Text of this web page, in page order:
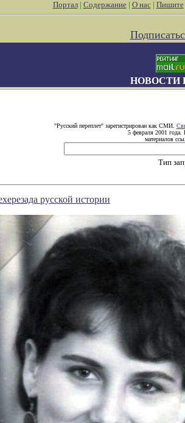
Портал| Содержание| О нас| Пишите
НОВОСТИ
"Русский переплет" зарегистрирован как СМИ.
5 февраля 2001 года.
материалов
Тип
русской истории